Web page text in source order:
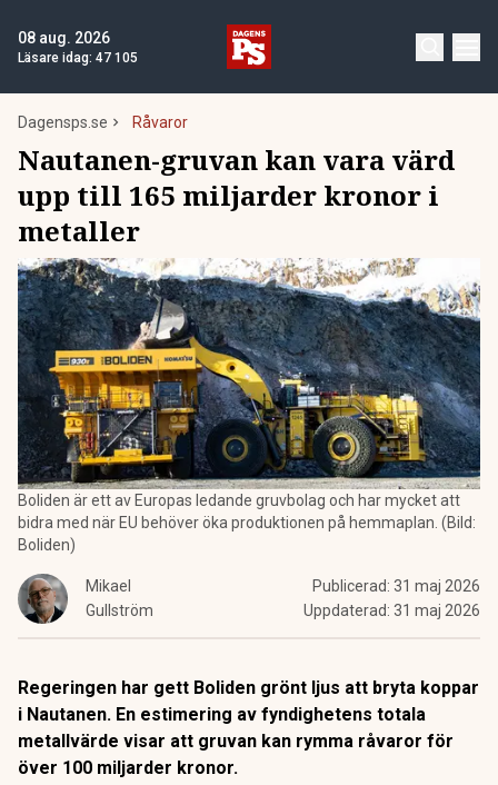
08 aug. 2026
Läsare idag: 47 105
Dagensps.se Råvaror
Nautanen-gruvan kan vara värd
upp till 165 miljarder kronor i
metaller
Boliden är ett av Europas ledande gruvbolag och har mycket att
bidra med när EU behöver öka produktionen på hemmaplan. (Bild:
Boliden)
Mikael
Gullström
Publicerad: 31 maj 2026
Uppdaterad: 31 maj 2026
Regeringen har gett Boliden grönt ljus att bryta koppar
i Nautanen. En estimering av fyndighetens totala
metallvärde visar att gruvan kan rymma råvaror för
över 100 miljarder kronor.